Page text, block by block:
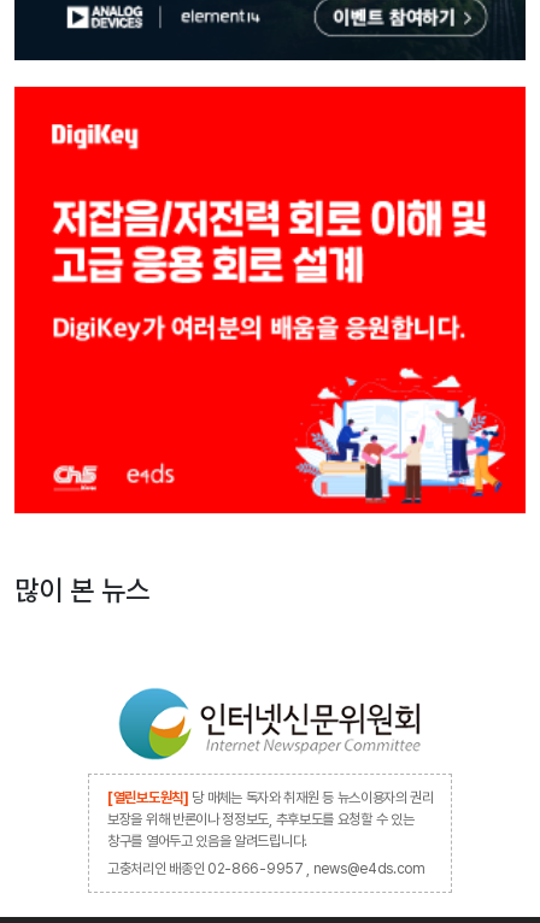
많이 본 뉴스
[열린보도원칙] 당 매체는 독자와 취재원 등 뉴스이용자의 권리
보장을 위해 반론이나 정정보도, 추후보도를 요청할 수 있는
창구를 열어두고 있음을 알려드립니다.
고충처리인 배종인 02-866-9957 , news@e4ds.com